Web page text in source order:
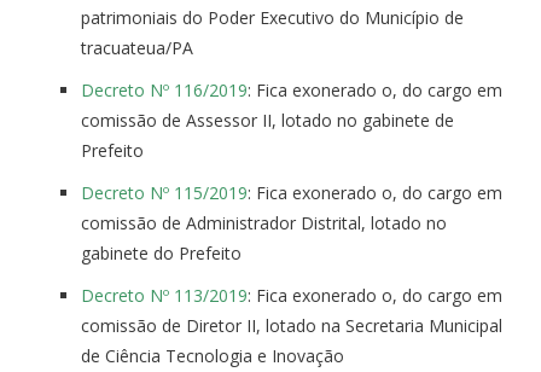
patrimoniais do Poder Executivo do Município de
tracuateua/PA
Decreto Nº 116/2019: Fica exonerado o, do cargo em
comissão de Assessor II, lotado no gabinete de
Prefeito
Decreto Nº 115/2019: Fica exonerado o, do cargo em
comissão de Administrador Distrital, lotado no
gabinete do Prefeito
Decreto Nº 113/2019: Fica exonerado o, do cargo em
comissão de Diretor II, lotado na Secretaria Municipal
de Ciência Tecnologia e Inovação